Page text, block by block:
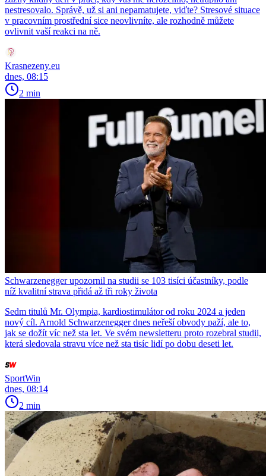
nestresovalo. Správě, už si ani nepamatujete, viďte? Stresové situace
v pracovním prostřední sice neovlivníte, ale rozhodně můžete
ovlivnit vaší reakci na ně.
Krasnezeny.eu
dnes, 08:15
2 min
Schwarzenegger upozornil na studii se 103 tisíci účastníky, podle
níž kvalitní strava přidá až tři roky života
Sedm titulů Mr. Olympia, kardiostimulátor od roku 2024 a jeden
nový cíl. Arnold Schwarzenegger dnes neřeší obvody paží, ale to,
jak se dožít víc než sta let. Ve svém newsletteru proto rozebral studii,
která sledovala stravu více než sta tisíc lidí po dobu deseti let.
SportWin
dnes, 08:14
2 min